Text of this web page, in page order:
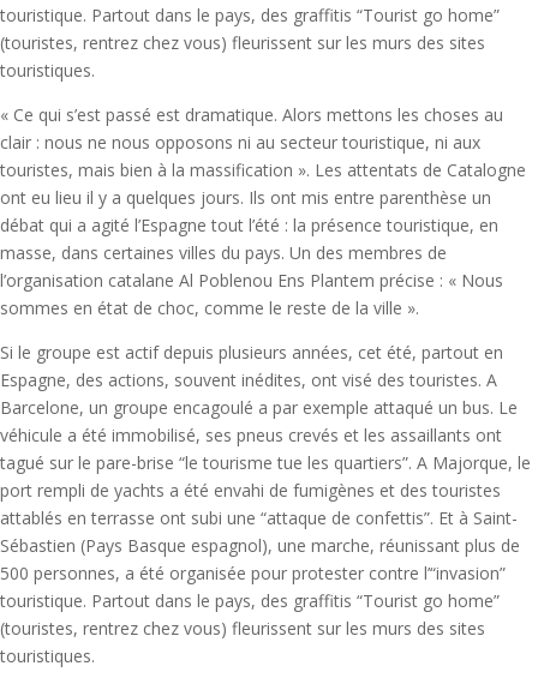
touristique. Partout dans le pays, des graffitis “Tourist go home”
(touristes, rentrez chez vous) fleurissent sur les murs des sites
touristiques.
« Ce qui s’est passé est dramatique. Alors mettons les choses au
clair : nous ne nous opposons ni au secteur touristique, ni aux
touristes, mais bien à la massification ». Les attentats de Catalogne
ont eu lieu il y a quelques jours. Ils ont mis entre parenthèse un
débat qui a agité l’Espagne tout l’été : la présence touristique, en
masse, dans certaines villes du pays. Un des membres de
l’organisation catalane Al Poblenou Ens Plantem précise : « Nous
sommes en état de choc, comme le reste de la ville ».
Si le groupe est actif depuis plusieurs années, cet été, partout en
Espagne, des actions, souvent inédites, ont visé des touristes. A
Barcelone, un groupe encagoulé a par exemple attaqué un bus. Le
véhicule a été immobilisé, ses pneus crevés et les assaillants ont
tagué sur le pare-brise “le tourisme tue les quartiers”. A Majorque, le
port rempli de yachts a été envahi de fumigènes et des touristes
attablés en terrasse ont subi une “attaque de confettis”. Et à Saint-
Sébastien (Pays Basque espagnol), une marche, réunissant plus de
500 personnes, a été organisée pour protester contre l’“invasion”
touristique. Partout dans le pays, des graffitis “Tourist go home”
(touristes, rentrez chez vous) fleurissent sur les murs des sites
touristiques.